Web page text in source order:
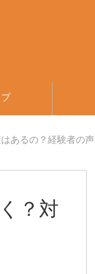
あるの？経験者の声
？対